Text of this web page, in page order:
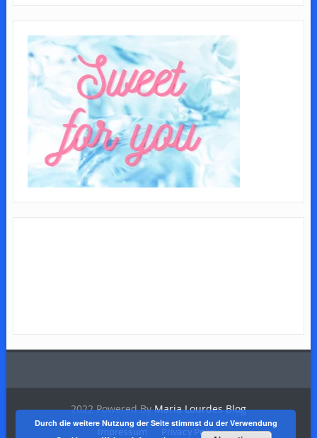
2022 Powered ByMaria Lourdes Blog
Impressum Privacy Policy
Durch die weitere Nutzung der Seite stimmst du der Verwendung